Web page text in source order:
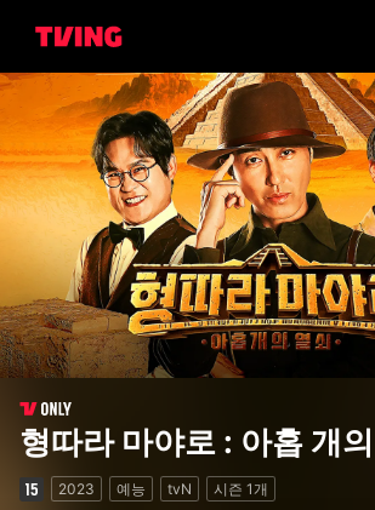
형따라 마야로 : 아홉 개의 열
형따라 마야로 : 아홉 개
2023 예능 tvN 시즌 1 개